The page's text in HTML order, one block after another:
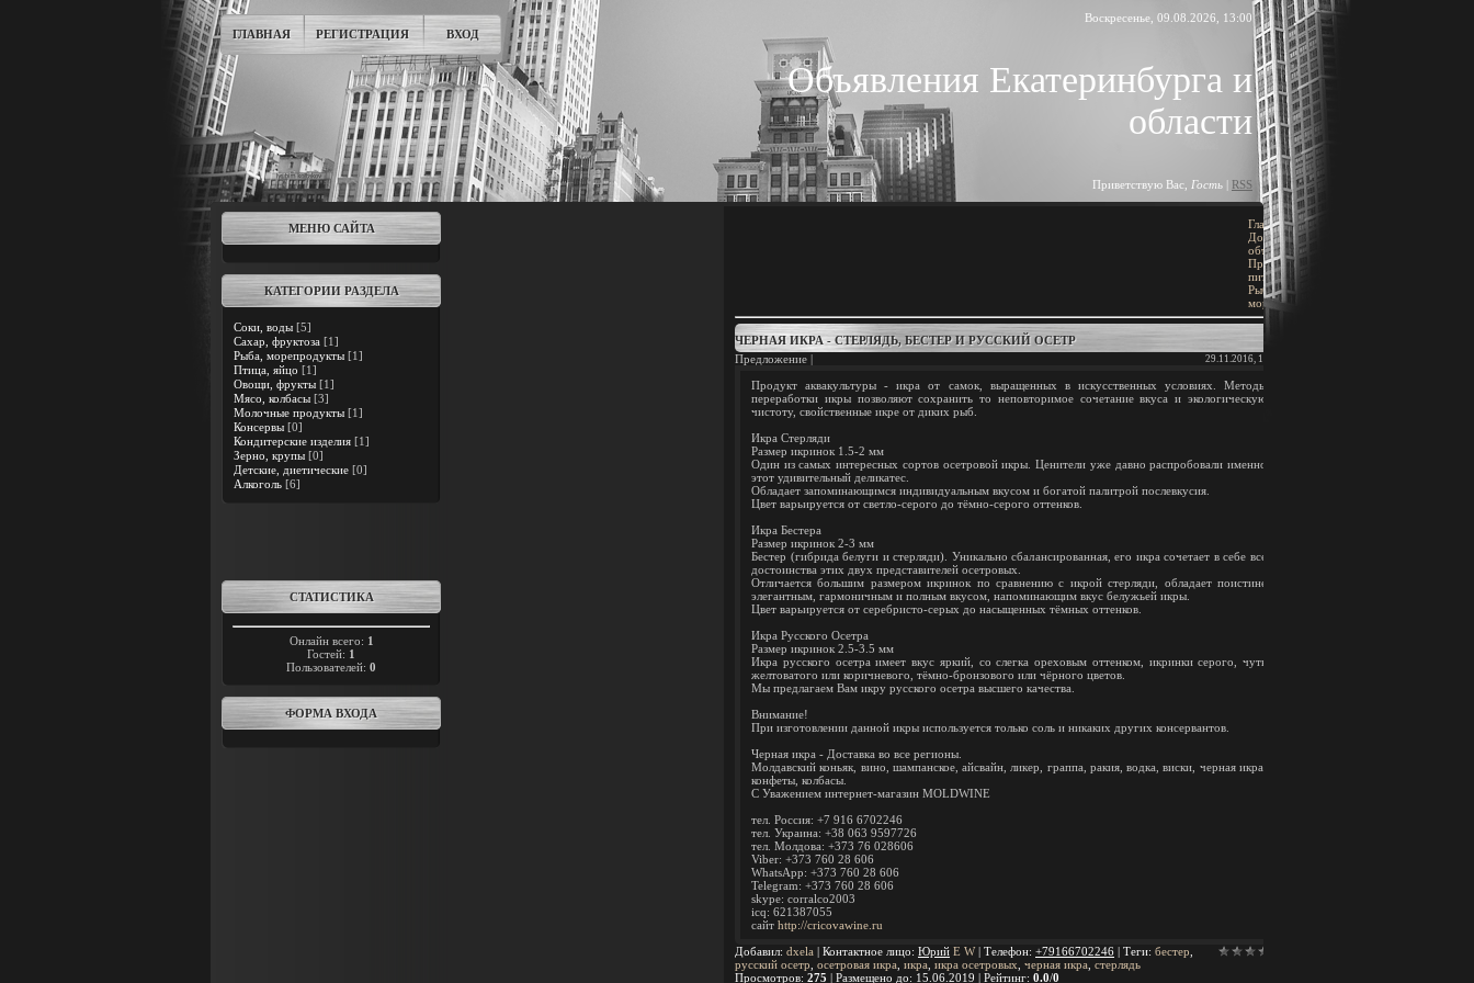
ГЛАВНАЯ РЕГИСТРАЦИЯ ВХОД
Воскресенье, 09.08.2026, 13:00
Объявления Екатеринбурга и
области
Приветствую Вас Гость | RSS
МЕНЮ САЙТА
КАТЕГОРИИ РАЗДЕЛА
Соки, воды [5]
Сахар, фруктоза [1]
Рыба, морепродукты [1]
Птица, яйцо [1]
Овощи, фрукты [1]
Мясо, колбасы [3]
Молочные продукты [1]
Консервы [0]
Кондитерские изделия [1]
Зерно, крупы [0]
Детские, диетические [0]
Алкоголь [6]
СТАТИСТИКА
Онлайн всего: 1
Гостей: 1
Пользователей: 0
ФОРМА ВХОДА
Главная»
Доска
объявлений
Продукты
питания
Рыба,
морепродукты
ЧЕРНАЯ ИКРА - СТЕРЛЯДЬ, БЕСТЕР И РУССКИЙ ОСЕТР
Предложение |
29.11.2016, 16:45
Продукт аквакультуры - икра от самок, выращенных в искусственных условиях. Методы
переработки икры позволяют сохранить то неповторимое сочетание вкуса и экологическую
чистоту, свойственные икре от диких рыб.
Икра Стерляди
Размер икринок 1.5-2 мм
Один из самых интересных сортов осетровой икры. Ценители уже давно распробовали именно
этот удивительный деликатес.
Обладает запоминающимся индивидуальным вкусом и богатой палитрой послевкусия.
Цвет варьируется от светло-серого до тёмно-серого оттенков.
Икра Бестера
Размер икринок 2-3 мм
Бестер (гибрида белуги и стерляди). Уникально сбалансированная, его икра сочетает в себе все
достоинства этих двух представителей осетровых.
Отличается большим размером икринок по сравнению с икрой стерляди, обладает поистине
элегантным, гармоничным и полным вкусом, напоминающим вкус белужьей икры.
Цвет варьируется от серебристо-серых до насыщенных тёмных оттенков.
Икра Русского Осетра
Размер икринок 2.5-3.5 мм
Икра русского осетра имеет вкус яркий, со слегка ореховым оттенком, икринки серого, чуть
желтоватого или коричневого, тёмно-бронзового или чёрного цветов.
Мы предлагаем Вам икру русского осетра высшего качества.
Внимание!
При изготовлении данной икры используется только соль и никаких других консервантов.
Черная икра - Доставка во все регионы.
Молдавский коньяк, вино, шампанское, айсвайн, ликер, граппа, ракия, водка, виски, черная икра,
конфеты, колбасы.
С Уважением интернет-магазин MOLDWINE
тел. Россия: +7 916 6702246
тел. Украина: +38 063 9597726
тел. Молдова: +373 76 028606
Viber: +373 760 28 606
WhatsApp: +373 760 28 606
Telegram: +373 760 28 606
skype: corralco2003
icq: 621387055
сайт http://cricovawine.ru
Добавил: dxela | Контактное лицо: Юрий E W| Телефон: +79166702246 | Теги: бестер
русский осетр осетровая икра икра икра осетровых черная икра стерлядь
Просмотров: 275 | Размещено до: 15.06.2019 | Рейтинг: 0.0/0